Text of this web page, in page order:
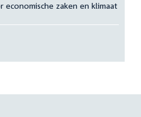
economische zaken en klimaat